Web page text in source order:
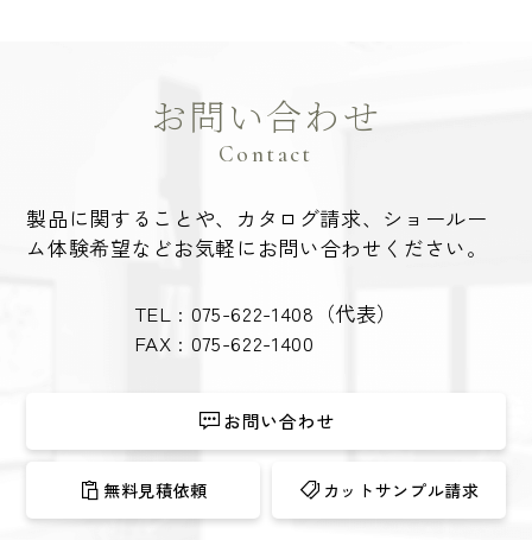
お問い合わせ
Contact
製品に関することや、カタログ請求、ショールー
ム体験希望などお気軽にお問い合わせください。
TEL : 075-622-1408 （代表）
FAX : 075-622-1400
お問い合わせ
無料見積依頼 カットサンプル請求